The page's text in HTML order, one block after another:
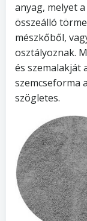
anyag, melyet
összeálló
mészkőből,
osztályoznak.
és szemalakját
szemcseforma
szögletes.